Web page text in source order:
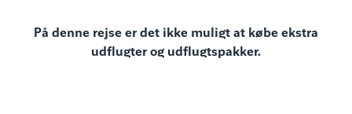
På denne rejse er det ikke muligt at købe ekstra
udflugter og udflugtspakker.